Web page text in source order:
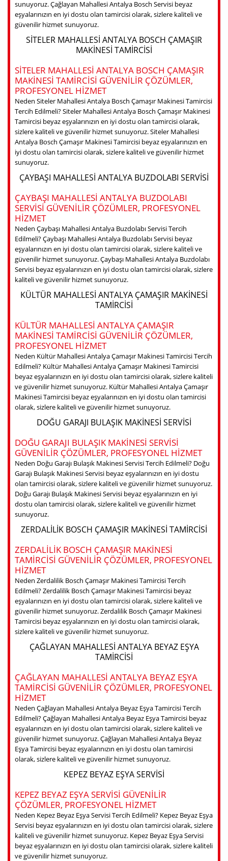
sunuyoruz. Çağlayan Mahallesi Antalya Bosch Servisi beyaz
eşyalarınızın en iyi dostu olan tamircisi olarak, sizlere kaliteli ve
güvenilir hizmet sunuyoruz.
SITELER MAHALLESI ANTALYA BOSCH ÇAMAŞIR
MAKINESI TAMIRCISI
SITELER MAHALLESI ANTALYA BOSCH ÇAMAŞIR
MAKINESI TAMIRCISI GÜVENILIR ÇÖZÜMLER,
PROFESYONEL HIZMET
Neden Siteler Mahallesi Antalya Bosch Çamaşır Makinesi Tamircisi
Tercih Edilmeli? Siteler Mahallesi Antalya Bosch Çamaşır Makinesi
Tamircisi beyaz eşyalarınızın en iyi dostu olan tamircisi olarak,
sizlere kaliteli ve güvenilir hizmet sunuyoruz. Siteler Mahallesi
Antalya Bosch Çamaşır Makinesi Tamircisi beyaz eşyalarınızın en
iyi dostu olan tamircisi olarak, sizlere kaliteli ve güvenilir hizmet
sunuyoruz.
ÇAYBAŞI MAHALLESI ANTALYA BUZDOLABI SERVISI
ÇAYBAŞI MAHALLESI ANTALYA BUZDOLABI
SERVISI GÜVENILIR ÇÖZÜMLER, PROFESYONEL
HIZMET
Neden Çaybaşı Mahallesi Antalya Buzdolabı Servisi Tercih
Edilmeli? Çaybaşı Mahallesi Antalya Buzdolabı Servisi beyaz
eşyalarınızın en iyi dostu olan tamircisi olarak, sizlere kaliteli ve
güvenilir hizmet sunuyoruz. Çaybaşı Mahallesi Antalya Buzdolabı
Servisi beyaz eşyalarınızın en iyi dostu olan tamircisi olarak, sizlere
kaliteli ve güvenilir hizmet sunuyoruz.
KÜLTÜR MAHALLESI ANTALYA ÇAMAŞIR MAKINESI
TAMIRCISI
KÜLTÜR MAHALLESI ANTALYA ÇAMAŞIR
MAKINESI TAMIRCISI GÜVENILIR ÇÖZÜMLER,
PROFESYONEL HIZMET
Neden Kültür Mahallesi Antalya Çamaşır Makinesi Tamircisi Tercih
Edilmeli? Kültür Mahallesi Antalya Çamaşır Makinesi Tamircisi
beyaz eşyalarınızın en iyi dostu olan tamircisi olarak, sizlere kaliteli
ve güvenilir hizmet sunuyoruz. Kültür Mahallesi Antalya Çamaşır
Makinesi Tamircisi beyaz eşyalarınızın en iyi dostu olan tamircisi
olarak, sizlere kaliteli ve güvenilir hizmet sunuyoruz.
DOĞU GARAJI BULAŞIK MAKINESI SERVISI
DOĞU GARAJI BULAŞIK MAKINESI SERVISI
GÜVENILIR ÇÖZÜMLER, PROFESYONEL HIZMET
Neden Doğu Garajı Bulaşık Makinesi Servisi Tercih Edilmeli? Doğu
Garajı Bulaşık Makinesi Servisi beyaz eşyalarınızın en iyi dostu
olan tamircisi olarak, sizlere kaliteli ve güvenilir hizmet sunuyoruz.
Doğu Garajı Bulaşık Makinesi Servisi beyaz eşyalarınızın en iyi
dostu olan tamircisi olarak, sizlere kaliteli ve güvenilir hizmet
sunuyoruz.
ZERDALILIK BOSCH ÇAMAŞIR MAKINESI TAMIRCISI
ZERDALILIK BOSCH ÇAMAŞIR MAKINESI
TAMIRCISI GÜVENILIR ÇÖZÜMLER, PROFESYONEL
HIZMET
Neden Zerdalilik Bosch Çamaşır Makinesi Tamircisi Tercih
Edilmeli? Zerdalilik Bosch Çamaşır Makinesi Tamircisi beyaz
eşyalarınızın en iyi dostu olan tamircisi olarak, sizlere kaliteli ve
güvenilir hizmet sunuyoruz. Zerdalilik Bosch Çamaşır Makinesi
Tamircisi beyaz eşyalarınızın en iyi dostu olan tamircisi olarak,
sizlere kaliteli ve güvenilir hizmet sunuyoruz.
ÇAĞLAYAN MAHALLESI ANTALYA BEYAZ EŞYA
TAMIRCISI
ÇAĞLAYAN MAHALLESI ANTALYA BEYAZ EŞYA
TAMIRCISI GÜVENILIR ÇÖZÜMLER, PROFESYONEL
HIZMET
Neden Çağlayan Mahallesi Antalya Beyaz Eşya Tamircisi Tercih
Edilmeli? Çağlayan Mahallesi Antalya Beyaz Eşya Tamircisi beyaz
eşyalarınızın en iyi dostu olan tamircisi olarak, sizlere kaliteli ve
güvenilir hizmet sunuyoruz. Çağlayan Mahallesi Antalya Beyaz
Eşya Tamircisi beyaz eşyalarınızın en iyi dostu olan tamircisi
olarak, sizlere kaliteli ve güvenilir hizmet sunuyoruz.
KEPEZ BEYAZ EŞYA SERVISI
KEPEZ BEYAZ EŞYA SERVISI GÜVENILIR
ÇÖZÜMLER, PROFESYONEL HIZMET
Neden Kepez Beyaz Eşya Servisi Tercih Edilmeli? Kepez Beyaz Eşya
Servisi beyaz eşyalarınızın en iyi dostu olan tamircisi olarak, sizlere
kaliteli ve güvenilir hizmet sunuyoruz. Kepez Beyaz Eşya Servisi
beyaz eşyalarınızın en iyi dostu olan tamircisi olarak, sizlere kaliteli
ve güvenilir hizmet sunuyoruz.